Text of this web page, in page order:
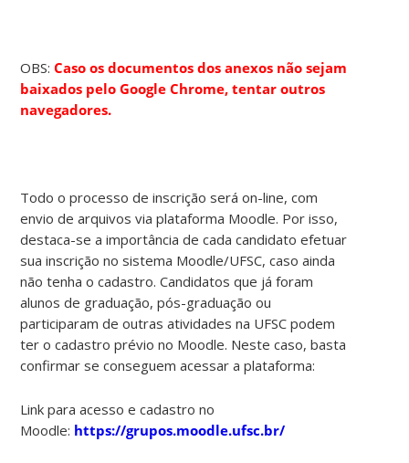
OBS:Caso os documentos dos anexos não sejam
baixados pelo Google Chrome, tentar outros
navegadores.
Todo o processo de inscrição será on-line, com
envio de arquivos via plataforma Moodle. Por isso,
destaca-se a importância de cada candidato efetuar
sua inscrição no sistema Moodle/UFSC, caso ainda
não tenha o cadastro. Candidatos que já foram
alunos de graduação, pós-graduação ou
participaram de outras atividades na UFSC podem
ter o cadastro prévio no Moodle. Neste caso, basta
confirmar se conseguem acessar a plataforma:
Link para acesso e cadastro no
Moodle: https://grupos.moodle.ufsc.br/